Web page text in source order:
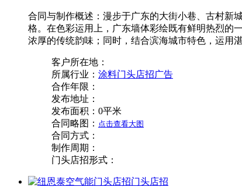
合同与制作概述： 漫步于广东的大街小巷、古村新
格。在色彩运用上，广东墙体彩绘既有鲜明热烈的
浓厚的传统韵味；同时，结合滨海城市特色，运用
客户所在地：
所属行业： 涂料门头店招广告
合作年限：
发布地址：
发布面积： 0平米
合同略图： 点击查看大图
合同方式：
制作周期：
门头店招形式：